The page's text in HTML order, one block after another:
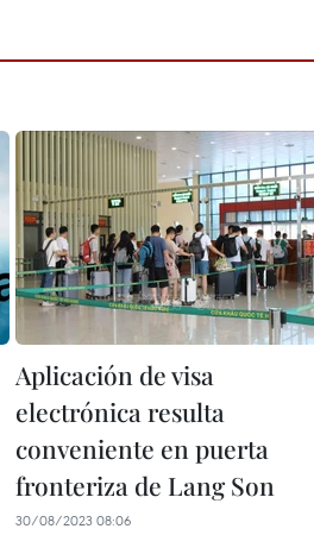
Aplicación de visa
electrónica resulta
conveniente en puerta
fronteriza de Lang Son
30/08/2023 08:06